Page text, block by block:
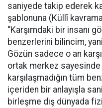
saniyede takip ederek
şablonuna (Küllî
“Karşımdaki bir insanı
benzerlerini bilincim,
Gözün sadece o an
ortak merkez
karşılaşmadığın tüm
içeriden bir anlayışla
birleşme dış dünyada